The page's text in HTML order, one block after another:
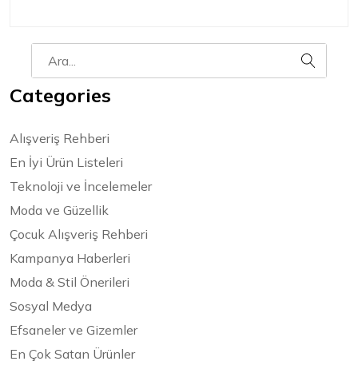
Categories
Alışveriş Rehberi
En İyi Ürün Listeleri
Teknoloji ve İncelemeler
Moda ve Güzellik
Çocuk Alışveriş Rehberi
Kampanya Haberleri
Moda & Stil Önerileri
Sosyal Medya
Efsaneler ve Gizemler
En Çok Satan Ürünler